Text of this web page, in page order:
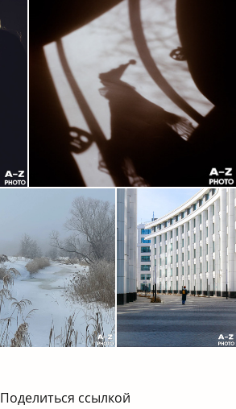
Поделиться ссылкой